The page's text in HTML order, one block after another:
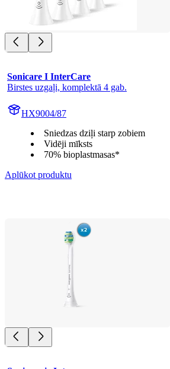
Sonicare I InterCare
Birstes uzgaļi, komplektā 4 gab.
HX9004/87
Sniedzas dziļi starp zobiem
Vidēji mīksts
70% bioplastmasas*
Aplūkot produktu